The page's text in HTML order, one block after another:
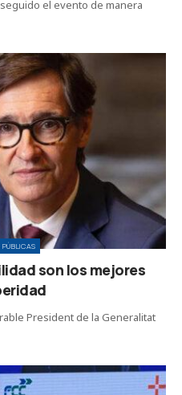
el evento de manera
son los mejores
President de la Generalitat